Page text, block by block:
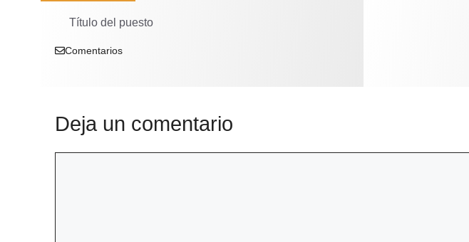
Título del puesto
Comentarios
Deja un comentario